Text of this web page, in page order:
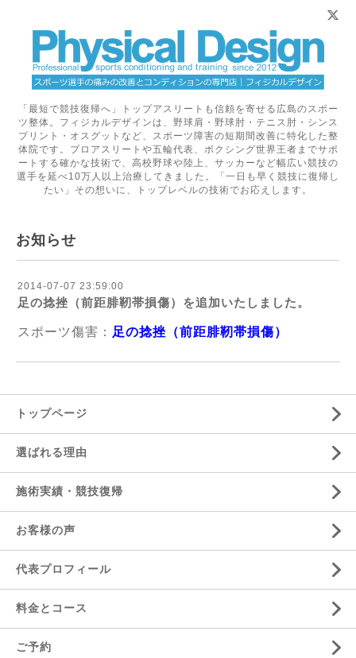
「最短で競技復帰へ」トップアスリートも信頼を寄せる広島のスポー
ツ整体。フィジカルデザインは、野球肩・野球肘・テニス肘・シンス
プリント・オスグットなど、スポーツ障害の短期間改善に特化した整
体院です。プロアスリートや五輪代表、ボクシング世界王者までサポ
ートする確かな技術で、高校野球や陸上、サッカーなど幅広い競技の
選手を延べ10万人以上治療してきました。「一日も早く競技に復帰し
たい」その想いに、トップレベルの技術でお応えします。
お知らせ
2014-07-07 23:59:00
足の捻挫（前距腓靭帯損傷）を追加いたしました。
スポーツ傷害： 足の捻挫（前距腓靭帯損傷）
トップページ
選ばれる理由
施術実績・競技復帰
お客様の声
代表プロフィール
料金とコース
ご予約